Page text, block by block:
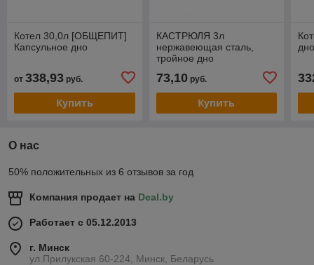
Котел 30,0л [ОБЩЕПИТ]
Капсульное дно
от 338,93 руб.
Купить
КАСТРЮЛЯ 3л
нержавеющая сталь,
тройное дно
73,10руб.
Купить
О нас
50% положительных из 6 отзывов за год
Компания продает на Deal.by
Работает с 05.12.2013
г. Минск
ул.Прилукская 60-224, Минск, Беларусь